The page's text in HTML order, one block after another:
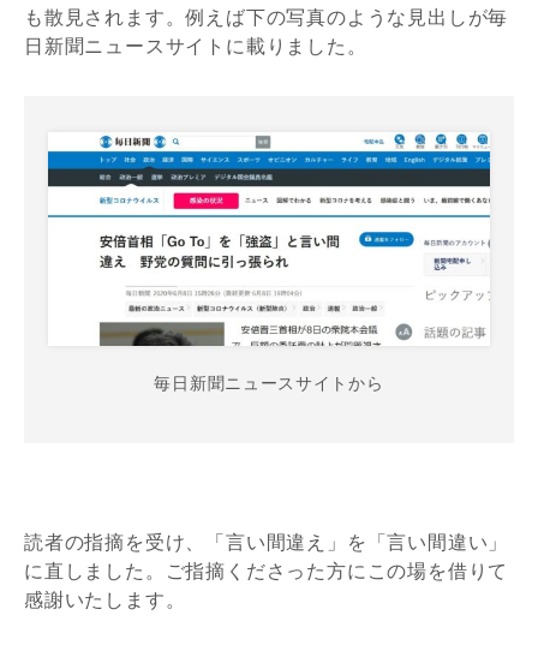
も散見されます。例えば下の写真のような見出しが毎
日新聞ニュースサイトに載りました。
毎日新聞ニュースサイトから
読者の指摘を受け、「言い間違え」を「言い間違い」
に直しました。ご指摘くださった方にこの場を借りて
感謝いたします。